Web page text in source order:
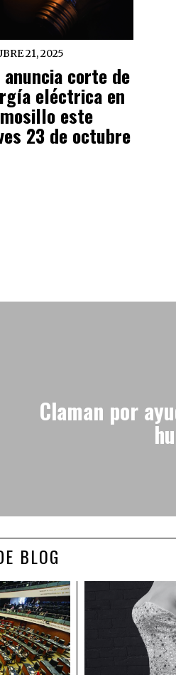
21, 2025
anuncia corte de
eléctrica en
este
23 de octubre
Claman por
BLOG